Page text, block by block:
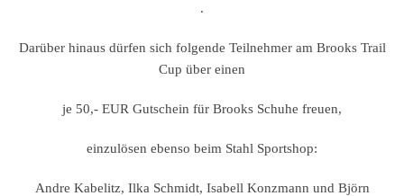
.
Darüber hinaus dürfen sich folgende Teilnehmer am Brooks Trail
Cup über einen
je 50,- EUR Gutschein für Brooks Schuhe freuen,
einzulösen ebenso beim Stahl Sportshop:
Andre Kabelitz, Ilka Schmidt, Isabell Konzmann und Björn